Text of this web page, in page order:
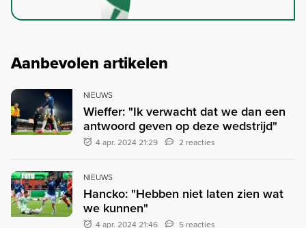
Aanbevolen artikelen
NIEUWS
Wieffer: "Ik verwacht dat we dan een
antwoord geven op deze wedstrijd"
4 apr. 2024 21:29 2 reacties
NIEUWS
Hancko: "Hebben niet laten zien wat
we kunnen"
4 apr. 2024 21:46 5 reacties